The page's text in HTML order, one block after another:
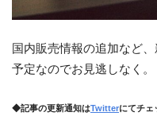
国内販売情報の追加など
予定なのでお見逃しなく。
◆記事の更新通知はTwitterにてチェ